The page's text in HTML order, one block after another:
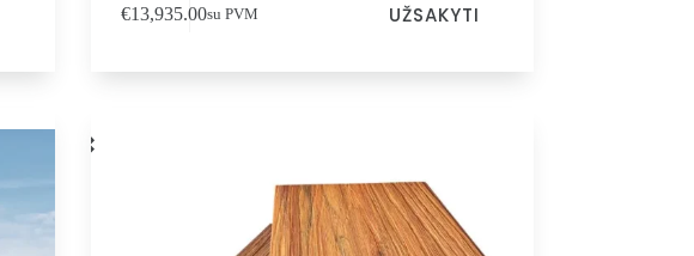
€13,935.00su PVM UŽSAKYTI